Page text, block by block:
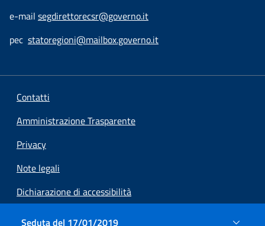
Seduta del 17/01/2019
e-mail segdirettorecsr@governo.it
pec statoregioni@mailbox.governo.it
Contatti
Amministrazione Trasparente
Privacy
Note legali
Dichiarazione di accessibilità
Preferenze cookie